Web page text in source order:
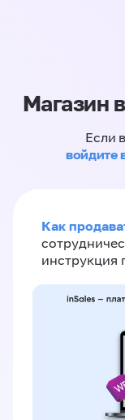
Магазин
Если
войдите
Как
инструкция